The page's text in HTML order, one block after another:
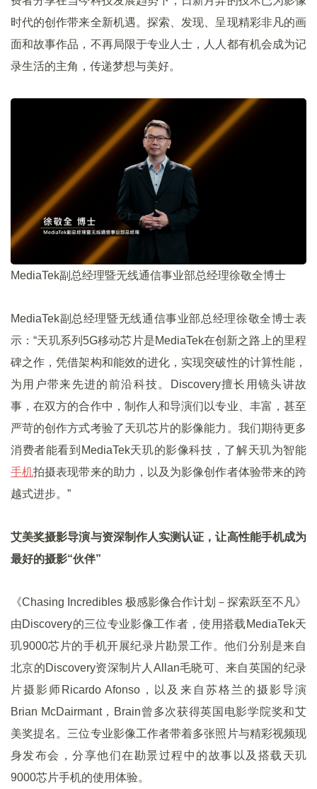
时代的创作带来全新机遇。探索、发现、呈现精彩非凡的画
面和故事作品，不再局限于专业人士，人人都有机会成为记
录生活的主角，传递梦想与美好。
MediaTek副总经理暨无线通信事业部总经理徐敬全博士
MediaTek副总经理暨无线通信事业部总经理徐敬全博士表
示：“天玑系列5G移动芯片是MediaTek在创新之路上的里程
碑之作，凭借架构和能效的进化，实现突破性的计算性能，
为用户带来先进的前沿科技。Discovery擅长用镜头讲故
事，在双方的合作中，制作人和导演们以专业、丰富，甚至
严苛的创作方式考验了天玑芯片的影像能力。我们期待更多
消费者能看到MediaTek天玑的影像科技，了解天玑为智能
手机拍摄表现带来的助力，以及为影像创作者体验带来的跨
越式进步。”
艾美奖摄影导演与资深制作人实测认证，让高性能手机成为
最好的摄影“伙伴”
《Chasing Incredibles 极感影像合作计划－探索跃至不凡》
由Discovery的三位专业影像工作者，使用搭载MediaTek天
玑9000芯片的手机开展纪录片勘景工作。他们分别是来自
北京的Discovery资深制片人Allan毛晓可、来自英国的纪录
片摄影师Ricardo Afonso，以及来自苏格兰的摄影导演
Brian McDairmant，Brain曾多次获得英国电影学院奖和艾
美奖提名。三位专业影像工作者带着多张照片与精彩视频现
身发布会，分享他们在勘景过程中的故事以及搭载天玑
9000芯片手机的使用体验。